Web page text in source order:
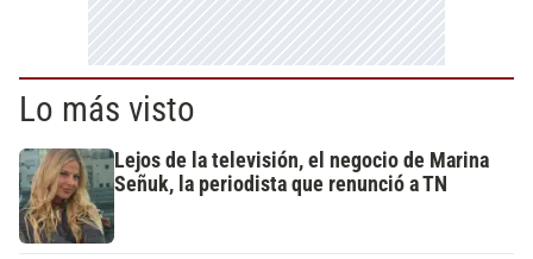
Lo más visto
Lejos de la televisión, el negocio de Marina
Señuk, la periodista que renunció a TN